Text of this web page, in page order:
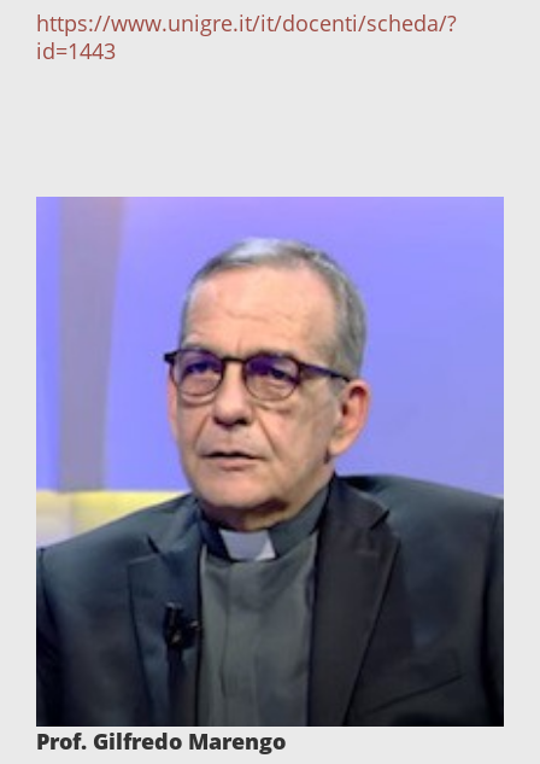
https://www.unigre.it/it/docenti/scheda/?
id=1443
Prof. Gilfredo Marengo